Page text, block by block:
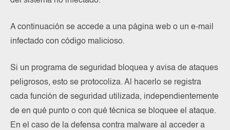
A continuación se accede a una página web o un e-mail
infectado con código malicioso.
Si un programa de seguridad bloquea y avisa de ataques
peligrosos, esto se protocoliza. Al hacerlo se registra
cada función de seguridad utilizada, independientemente
de en qué punto o con qué técnica se bloquee el ataque.
En el caso de la defensa contra malware al acceder a